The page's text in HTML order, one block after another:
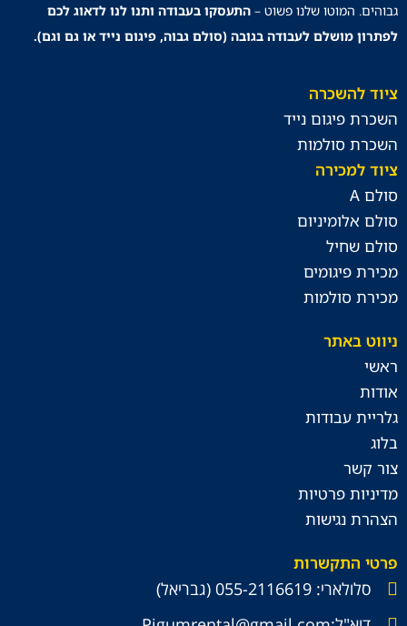
גבוהים. המוטו שלנו פשוט – התעסקו בעבודה ותנו לנו לדאוג לכם
לפתרון מושלם לעבודה בגובה (סולם גבוה, פיגום נייד או גם וגם).
ציוד להשכרה
השכרת פיגום נייד
השכרת סולמות
ציוד למכירה
סולם A
סולם אלומיניום
סולם שחיל
מכירת פיגומים
מכירת סולמות
ניווט באתר
ראשי
אודות
גלריית עבודות
בלוג
צור קשר
מדיניות פרטיות
הצהרת נגישות
פרטי התקשרות
סלולארי: 055-2116619 (גבריאל)